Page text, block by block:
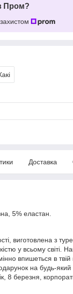
Пром?
Доставка
5% еластан.
виготовлена з
у всьому світі.
впишеться в
на будь-який
8 березня,